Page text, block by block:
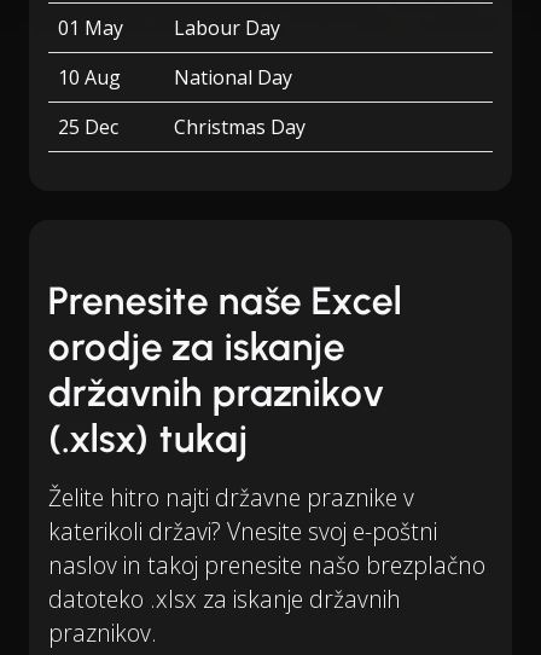
01 May
Labour Day
10 Aug
National Day
25 Dec
Christmas Day
Prenesite naše Excel
orodje za iskanje
državnih praznikov
(.xlsx) tukaj
Želite hitro najti državne praznike v
katerikoli državi? Vnesite svoj e-poštni
naslov in takoj prenesite našo brezplačno
datoteko .xlsx za iskanje državnih
praznikov.